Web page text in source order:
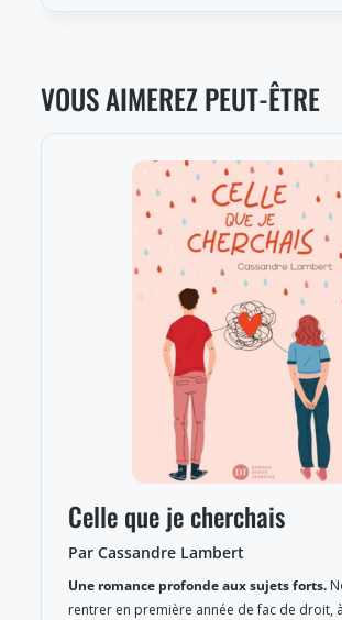
VOUS AIMEREZ PEUT-ÊTRE
Celle que je cherchais
Par Cassandre Lambert
Une romance profonde aux sujets forts.
rentrer en première année de fac de droit,